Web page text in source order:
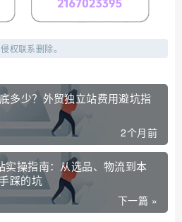
权联系删除。
多少？外贸独立站费用避坑指
2个月前
实操指南：从选品、物流到本
踩的坑
下一篇 »